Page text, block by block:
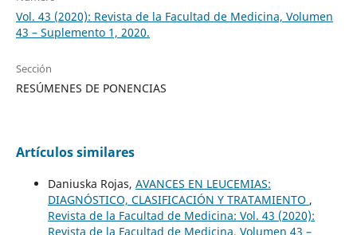
Vol. 43 (2020): Revista de la Facultad de Medicina, Volumen
43 – Suplemento 1, 2020.
Sección
RESÚMENES DE PONENCIAS
Artículos similares
Daniuska Rojas, AVANCES EN LEUCEMIAS:
DIAGNÓSTICO, CLASIFICACIÓN Y TRATAMIENTO ,
Revista de la Facultad de Medicina: Vol. 43 (2020):
Revista de la Facultad de Medicina, Volumen 43 –